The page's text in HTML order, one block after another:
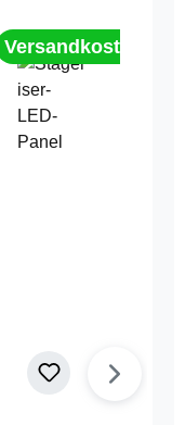
Versandkostenfrei